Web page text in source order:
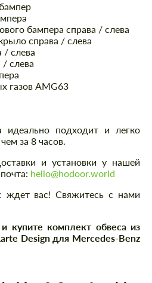
бампер
бампера справа / слева
справа / слева
/ слева
/ слева
газов AMG63
идеально подходит и легко
за 8 часов.
и установки у нашей
hello@hodoor.world
ждет вас! Свяжитесь с нами
купите комплект обвеса из
Design для Mercedes-Benz